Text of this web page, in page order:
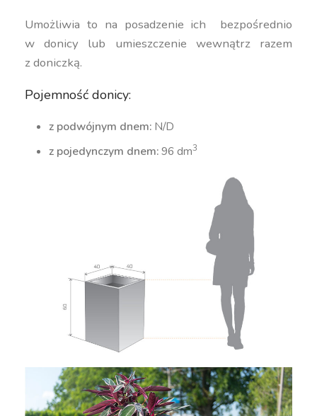
Umożliwia to na posadzenie ich bezpośrednio
w donicy lub umieszczenie wewnątrz razem
z doniczką.
Pojemność donicy:
z podwójnym dnem: N/D
z pojedynczym dnem:96 dm3